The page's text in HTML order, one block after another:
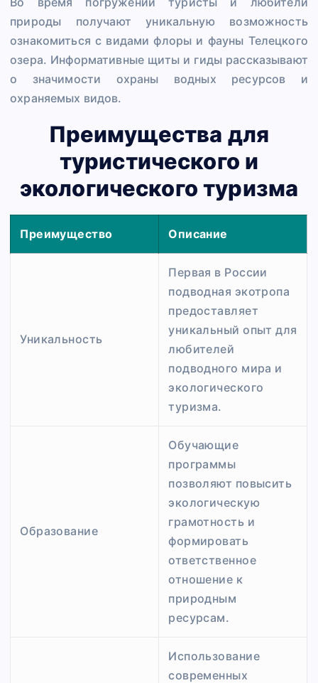
природы получают уникальную возможность
ознакомиться с видами флоры и фауны Телецкого
озера. Информативные щиты и гиды рассказывают
о значимости охраны водных ресурсов и
охраняемых видов.
Преимущества для
туристического и
экологического туризма
Преимущество Описание
Уникальность
Первая в России
подводная экотропа
предоставляет
уникальный опыт для
любителей
подводного мира и
экологического
туризма.
Образование
Обучающие
программы
позволяют повысить
экологическую
грамотность и
формировать
ответственное
отношение к
природным
ресурсам.
Использование
современных